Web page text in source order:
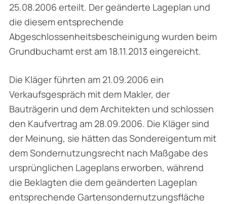
25.08.2006 erteilt. Der geänderte Lageplan und
die diesem entsprechende
Abgeschlossenheitsbescheinigung wurden beim
Grundbuchamt erst am 18.11.2013 eingereicht.
Die Kläger führten am 21.09.2006 ein
Verkaufsgespräch mit dem Makler, der
Bauträgerin und dem Architekten und schlossen
den Kaufvertrag am 28.09.2006. Die Kläger sind
der Meinung, sie hätten das Sondereigentum mit
dem Sondernutzungsrecht nach Maßgabe des
ursprünglichen Lageplans erworben, während
die Beklagten die dem geänderten Lageplan
entsprechende Gartensondernutzungsfläche